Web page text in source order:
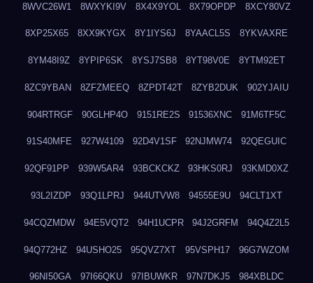
8WVC26W1 8WXYKI9V 8X4X9YOL 8X79OPDP 8XCY80VZ
8XP25X65 8XX9KYGX 8Y1IYS6J 8YAACL5S 8YKVAXRE
8YM48I9Z 8YPIP6SK 8YSJ7SB8 8YT98V0E 8YTM92ET
8ZC9YBAN 8ZFZMEEQ 8ZPDT42T 8ZYB2DUK 902YJAIU
904RTRGF 90GLHP4O 9151RE2S 91536XNC 91M6TF5C
91S40MFE 927W4109 92D4V1SF 92NJMW74 92QEGUIC
92QF91PP 939W5AR4 93BCKCKZ 93HKS0RJ 93KMD0XZ
93L2IZDP 93Q1LPRJ 944UTVW8 94555E9U 94CLT1XT
94CQZMDW 94E5VQT2 94H1UCPR 94J2GRFM 94Q4Z2L5
94Q772HZ 94USHO25 95QVZ7XT 95VSPH17 96G7WZOM
96NI50GA 97I66QKU 97IBUWKR 97N7DKJ5 984XBLDC